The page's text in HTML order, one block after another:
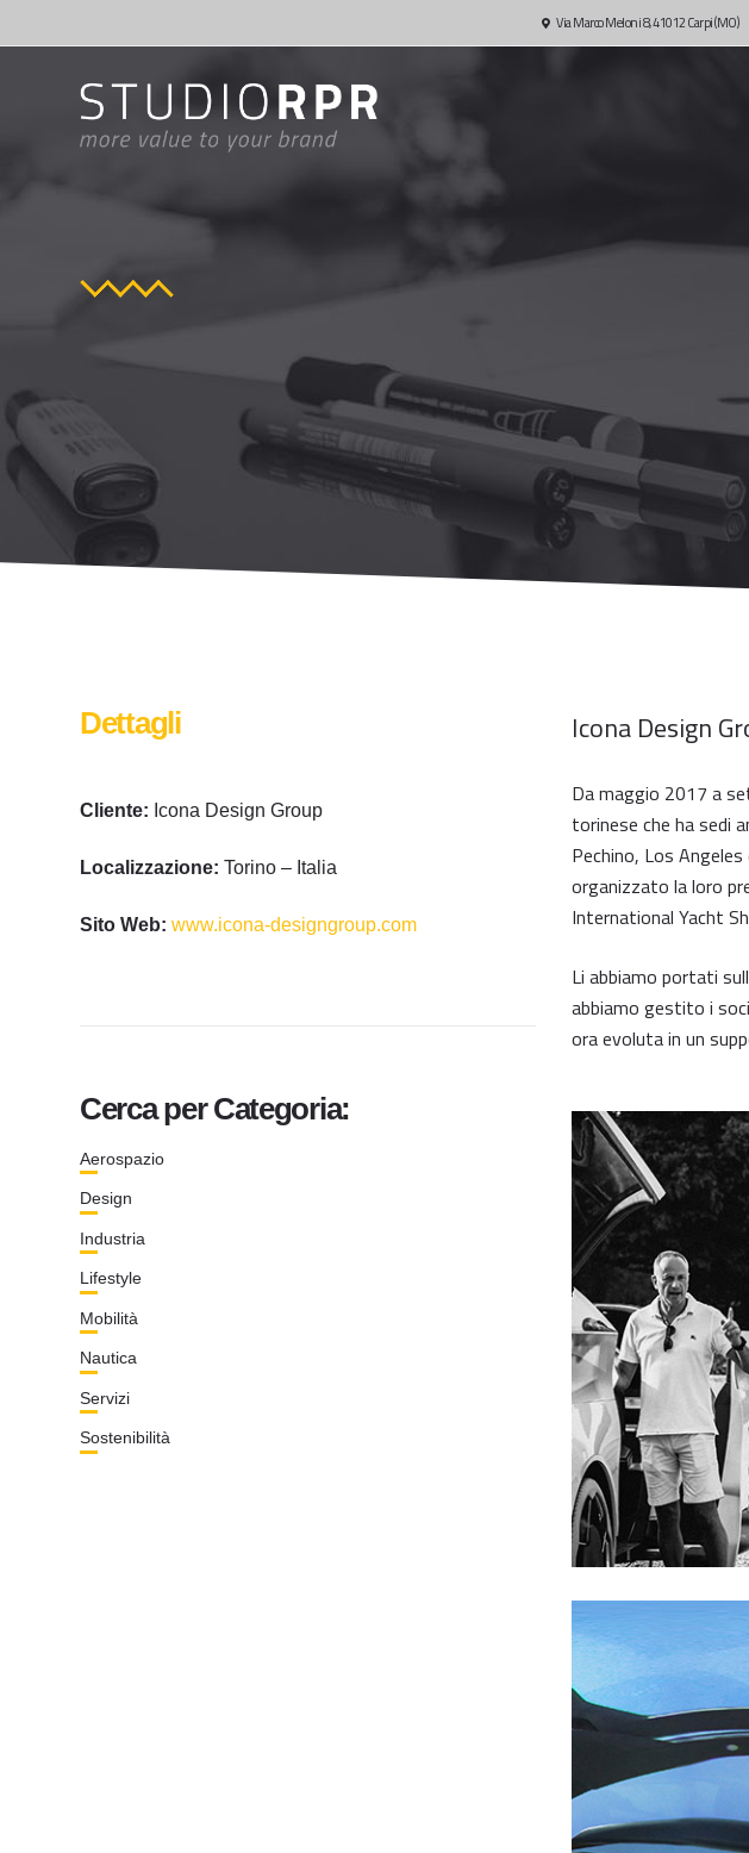
Via Marco Meloni 8, 41012 Carpi (MO)
Dettagli
Cliente: Icona Design Group
Localizzazione: Torino – Italia
Sito Web: www.icona-designgroup.com
Cerca per Categoria:
Aerospazio
Design
Industria
Lifestyle
Mobilità
Nautica
Servizi
Sostenibilità
Icona Design
Da maggio 2017 a
torinese che ha sedi
Pechino, Los
organizzato la loro
International Yacht
Li abbiamo portati
abbiamo gestito i
ora evoluta in un